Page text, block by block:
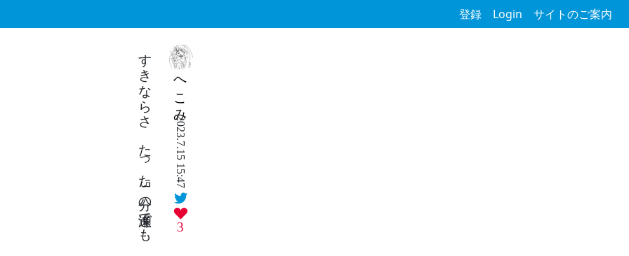
登録 Login サイトのご案内
へこみ
2023.7.15 15:47
3